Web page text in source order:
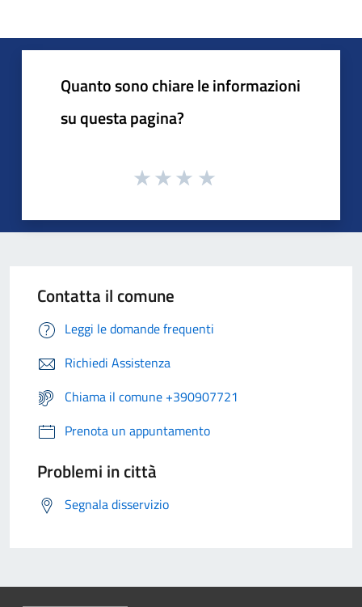
Quanto sono chiare le informazioni
su questa pagina?
Contatta il comune
Leggi le domande frequenti
Richiedi Assistenza
Chiama il comune +390907721
Prenota un appuntamento
Problemi in città
Segnala disservizio